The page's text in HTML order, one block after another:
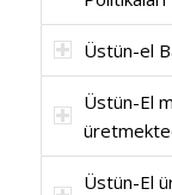
Üstün-el
Üstün-El
Üstün-El